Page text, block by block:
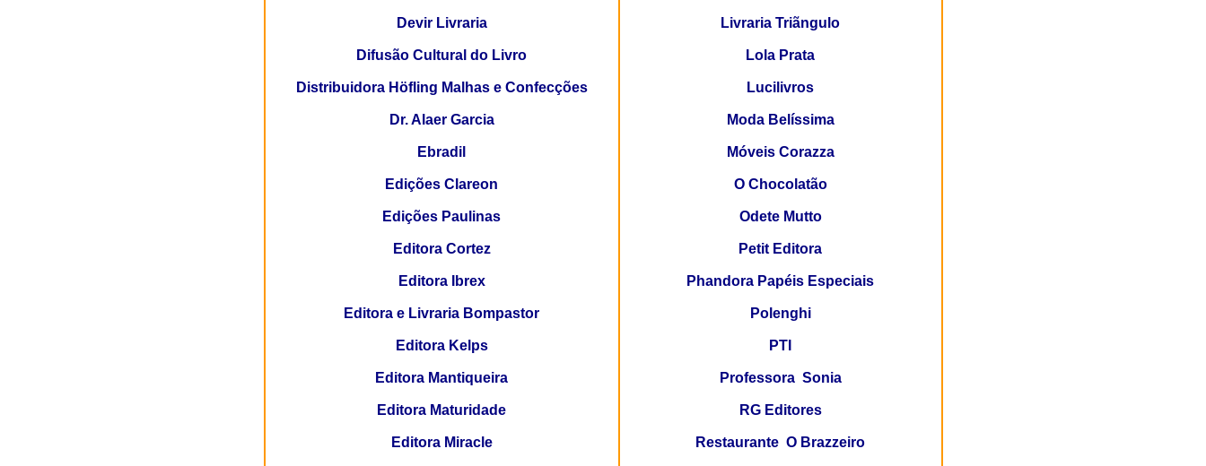
Devir Livraria
Difusão Cultural do Livro
Distribuidora Höfling Malhas e Confecções
Dr. Alaer Garcia
Ebradil
Edições Clareon
Edições Paulinas
Editora Cortez
Editora Ibrex
Editora e Livraria Bompastor
Editora Kelps
Editora Mantiqueira
Editora Maturidade
Editora Miracle
Livraria Triãngulo
Lola Prata
Lucilivros
Moda Belíssima
Móveis Corazza
O Chocolatão
Odete Mutto
Petit Editora
Phandora Papéis Especiais
Polenghi
PTI
Professora Sonia
RG Editores
Restaurante O Brazzeiro